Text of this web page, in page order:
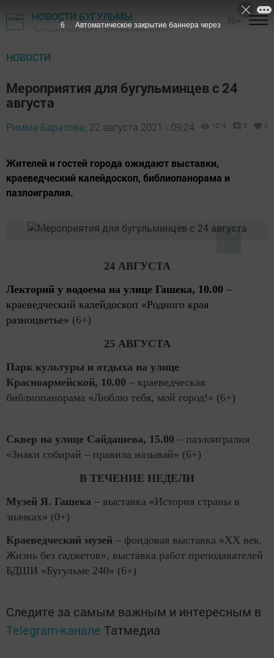
НОВОСТИ БУГУЛЬМЫ
"Бугульминская газета" - Бугульминский район
НОВОСТИ
Мероприятия для бугульминцев с 24
августа
Римма Баратова, 22 августа 2021 - 09:24 1219 0 0
Жителей и гостей города ожидают выставки,
краеведческий калейдоскоп, библиопанорама и
пазлоигралия.
24 АВГУСТА
Лекторий у водоема на улице Гашека, 10.00 –
краеведческий калейдоскоп «Родного края
разноцветье» (6+)
25 АВГУСТА
Парк культуры и отдыха на улице
Красноармейской, 10.00 – краеведческая
библиопанорама «Люблю тебя, мой город!» (6+)
Сквер на улице Сайдашева, 15.00 – пазлоигралия
«Знаки собирай – правила называй» (6+)
В ТЕЧЕНИЕ НЕДЕЛИ
Музей Я. Гашека – выставка «История страны в
значках» (0+)
Краеведческий музей – фондовая выставка «ХХ век.
Жизнь без гаджетов», выставка работ преподавателей
БДШИ «Бугульме 240» (6+)
Следите за самым важным и интересным в
Telegram-канале Татмедиа
4 Автоматическое закрытие баннера через